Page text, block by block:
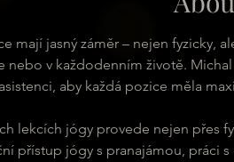
mají jasný záměr – nejen
nebo v každodenním životě.
aby každá pozice měla
lekcích jógy provede nejen
přístup jógy s pranajámou, práci